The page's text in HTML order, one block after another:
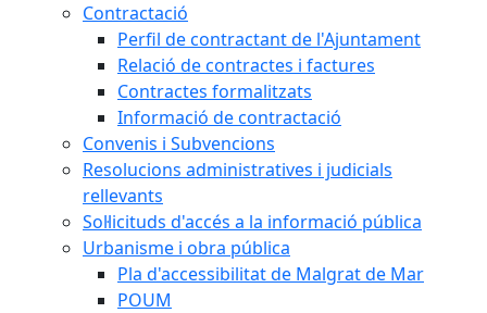
Contractació
Perfil de contractant de l'Ajuntament
Relació de contractes i factures
Contractes formalitzats
Informació de contractació
Convenis i Subvencions
Resolucions administratives i judicials
rellevants
Sol·licituds d'accés a la informació pública
Urbanisme i obra pública
Pla d'accessibilitat de Malgrat de Mar
POUM